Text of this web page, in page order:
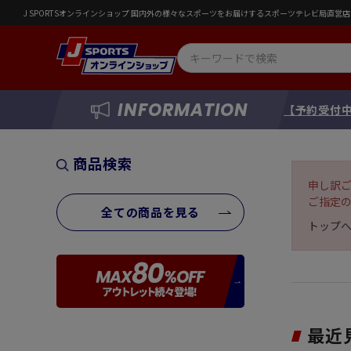
J SPORTSオンラインショップ 国内外の様々なスポーツをお届けするスポーツテレビ局直営
INFORMATION 【予約受
商品検索
全ての商品を見る
申し訳
ご指定
トップ
最近